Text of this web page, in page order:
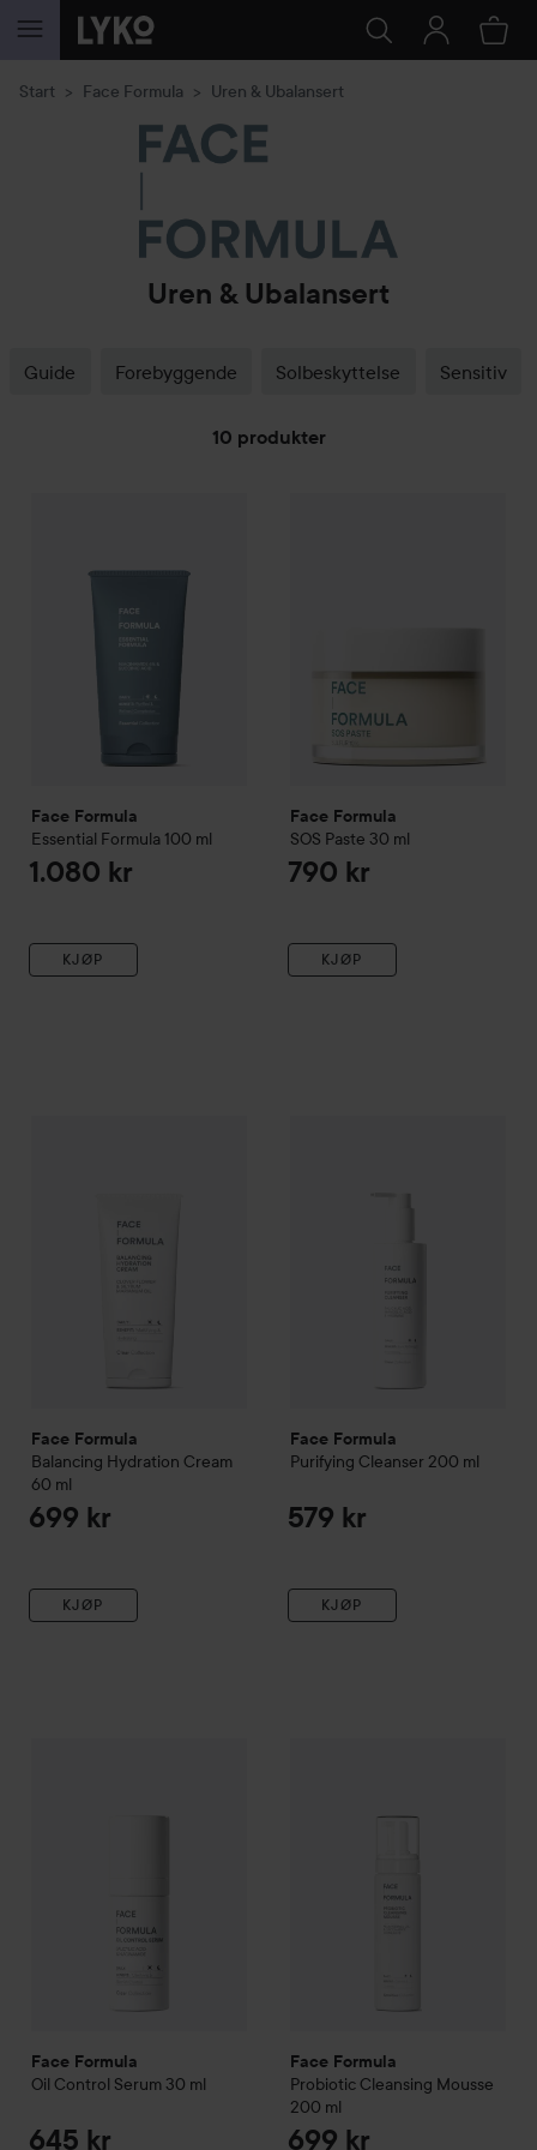
GÅ TIL INNHOLD
Start Face Formula Uren & Ubalansert
Uren & Ubalansert
Guide Forebyggende Solbeskyttelse Sensitiv
10 produkter
Face Formula
Essential Formula 100 ml
1.080 kr
KJØP
Face Formula
SOS Paste 30 ml
790 kr
KJØP
Face Formula
Balancing Hydration Cream
60 ml
699 kr
KJØP
Face Formula
Purifying Cleanser 200 ml
579 kr
KJØP
Face Formula
Oil Control Serum 30 ml
645 kr
Face Formula
Probiotic Cleansing Mousse
200 ml
699 kr